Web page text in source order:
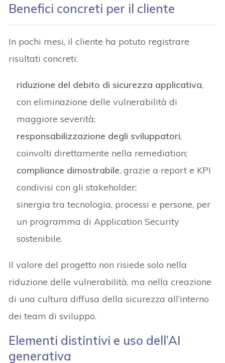
Benefici concreti per il cliente
In pochi mesi, il cliente ha potuto registrare
risultati concreti:
riduzione del debito di sicurezza applicativa,
con eliminazione delle vulnerabilità di
maggiore severità;
responsabilizzazione degli sviluppatori,
coinvolti direttamente nella remediation;
compliance dimostrabile, grazie a report e KPI
condivisi con gli stakeholder;
sinergia tra tecnologia, processi e persone, per
un programma di Application Security
sostenibile.
Il valore del progetto non risiede solo nella
riduzione delle vulnerabilità, ma nella creazione
di una cultura diffusa della sicurezza all’interno
dei team di sviluppo.
Elementi distintivi e uso dell’AI
generativa